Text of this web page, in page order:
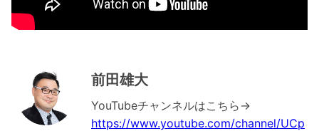
前田雄大
YouTubeチャンネルはこちら→
https://www.youtube.com/channel/UCp